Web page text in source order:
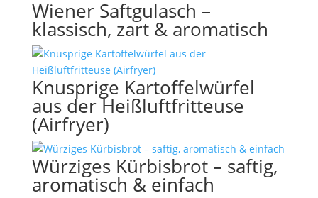
Wiener Saftgulasch –
klassisch, zart & aromatisch
Knusprige Kartoffelwürfel
aus der Heißluftfritteuse
(Airfryer)
Würziges Kürbisbrot – saftig,
aromatisch & einfach